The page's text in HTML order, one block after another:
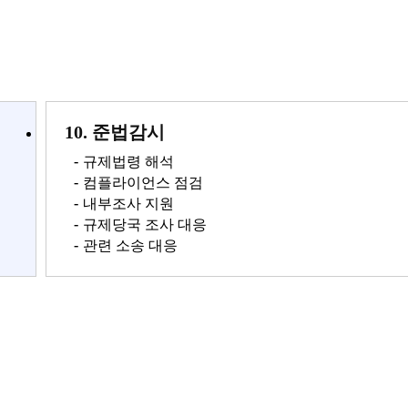
10. 준법감시
- 규제법령 해석
- 컴플라이언스 점검
- 내부조사 지원
- 규제당국 조사 대응
- 관련 소송 대응